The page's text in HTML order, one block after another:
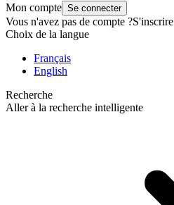
Mon compte Se connecter
Vous n'avez pas de compte ?S'inscrire
Choix de la langue
Français
English
Recherche
Aller à la recherche intelligente